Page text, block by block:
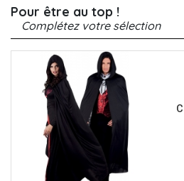
Pour être au top !
Complétez votre sélection